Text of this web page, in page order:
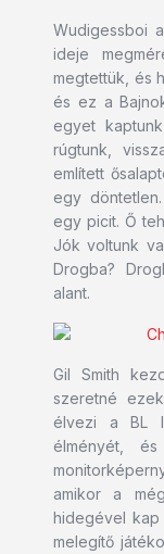
Wudigessboi
ideje
megtettük, és
és ez a
egyet
rúgtunk,
említett
egy
egy picit. Ő
Jók voltunk
Drogba?
alant.
Gil Smith
szeretné
élvezi a BL
élményét,
amikor a
hidegével
melegítő